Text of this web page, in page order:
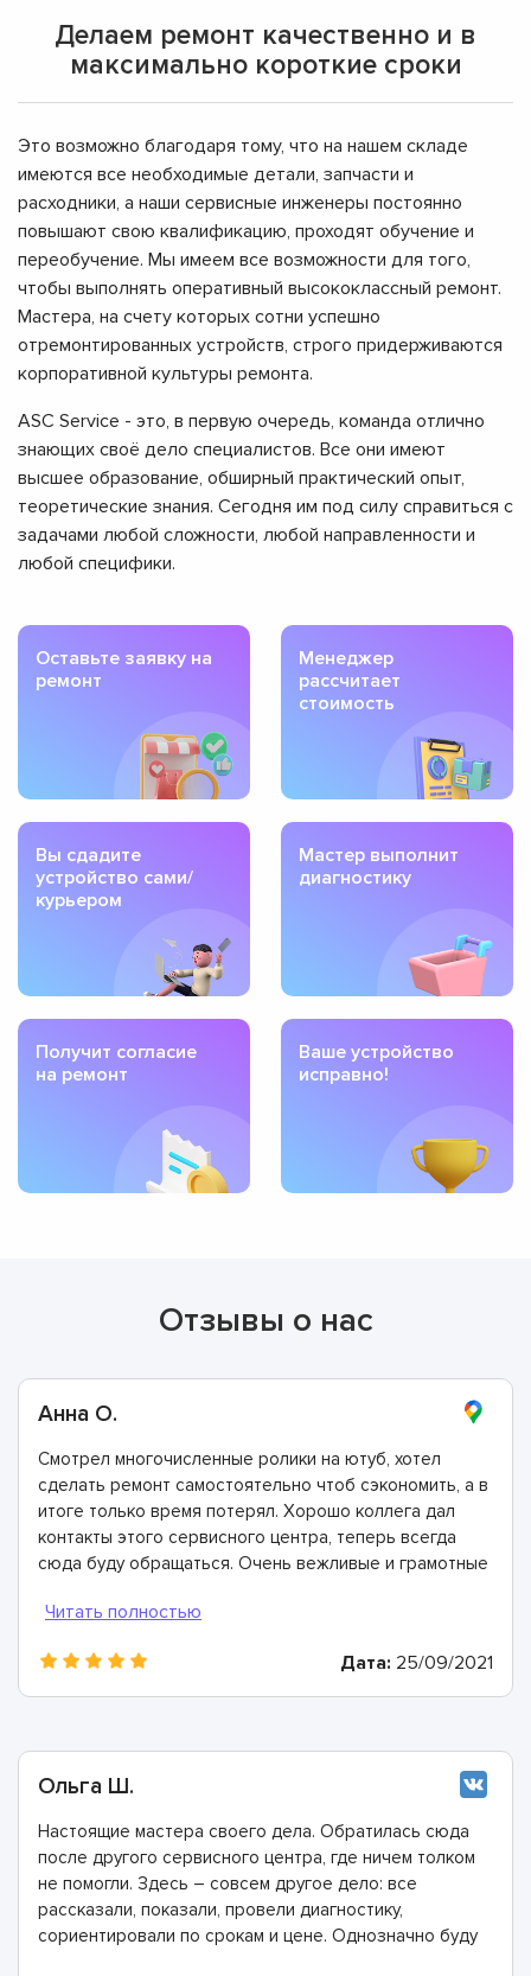
Делаем ремонт качественно и в
максимально короткие сроки
Это возможно благодаря тому, что на нашем складе
имеются все необходимые детали, запчасти и
расходники, а наши сервисные инженеры постоянно
повышают свою квалификацию, проходят обучение и
переобучение. Мы имеем все возможности для того,
чтобы выполнять оперативный высококлассный ремонт.
Мастера, на счету которых сотни успешно
отремонтированных устройств, строго придерживаются
корпоративной культуры ремонта.
ASC Service - это, в первую очередь, команда отлично
знающих своё дело специалистов. Все они имеют
высшее образование, обширный практический опыт,
теоретические знания. Сегодня им под силу справиться с
задачами любой сложности, любой направленности и
любой специфики.
Оставьте заявку на
ремонт
Менеджер
рассчитает
стоимость
Вы сдадите
устройство сами/
курьером
Мастер выполнит
диагностику
Получит согласие
на ремонт
Ваше устройство
исправно!
Отзывы о нас
Анна О.
Смотрел многочисленные ролики на ютуб, хотел
сделать ремонт самостоятельно чтоб сэкономить, а в
итоге только время потерял. Хорошо коллега дал
контакты этого сервисного центра, теперь всегда
сюда буду обращаться. Очень вежливые и грамотные
гарантию.
Дата: 25/09/2021
Ольга Ш.
Настоящие мастера своего дела. Обратилась сюда
после другого сервисного центра, где ничем толком
не помогли. Здесь – совсем другое дело: все
рассказали, показали, провели диагностику,
сориентировали по срокам и цене. Однозначно буду